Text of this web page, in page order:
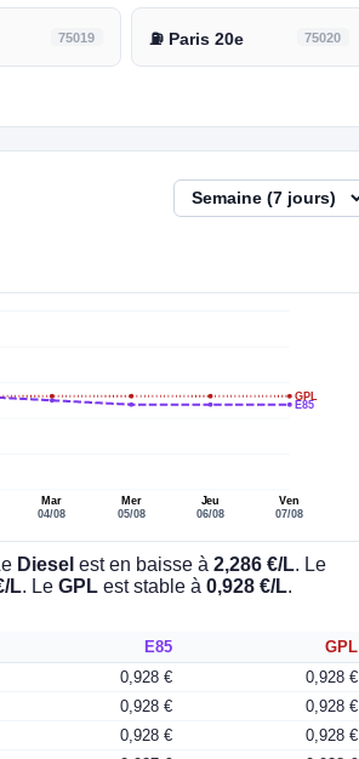
75019 ⛽ Paris 20e 75020
Mar
04/08
Mer
05/08
Jeu
06/08
Ven
07/08
E85
GPL
Diesel est en baisse à 2,286 €/L. Le
L. Le GPLest stable à 0,928 €/L.
E85
GPL
0,928 €
0,928 €
0,928 €
0,928 €
0,928 €
0,928 €